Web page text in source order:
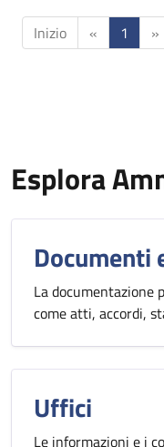
Inizio « 1 »
Esplora
Documenti
La documentazione
come atti, accordi,
Uffici
Le informazioni e i